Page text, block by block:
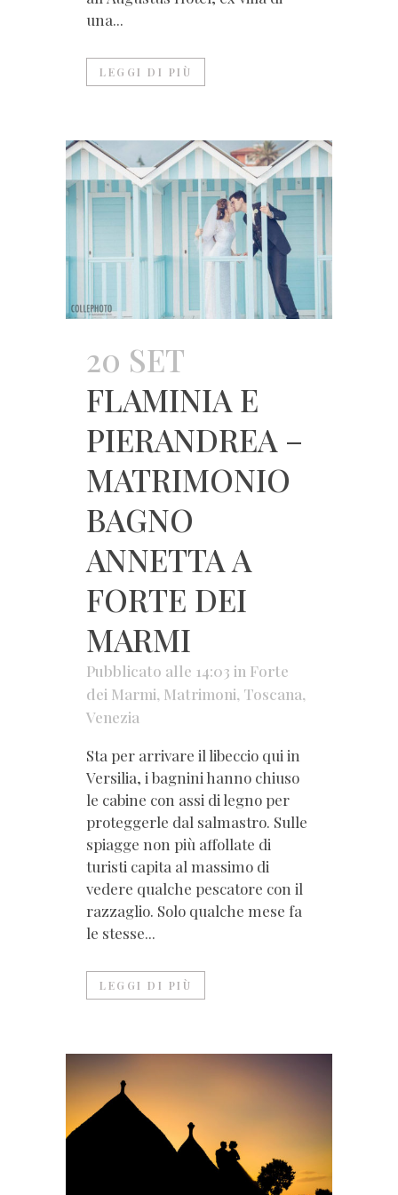
una...
LEGGI DI PIÙ
20 SET
FLAMINIA E
PIERANDREA –
MATRIMONIO
BAGNO
ANNETTA A
FORTE DEI
MARMI
Pubblicato alle 14:03 in Forte
dei Marmi, Matrimoni, Toscana,
Venezia
Sta per arrivare il libeccio qui in
Versilia, i bagnini hanno chiuso
le cabine con assi di legno per
proteggerle dal salmastro. Sulle
spiagge non più affollate di
turisti capita al massimo di
vedere qualche pescatore con il
razzaglio. Solo qualche mese fa
le stesse...
LEGGI DI PIÙ